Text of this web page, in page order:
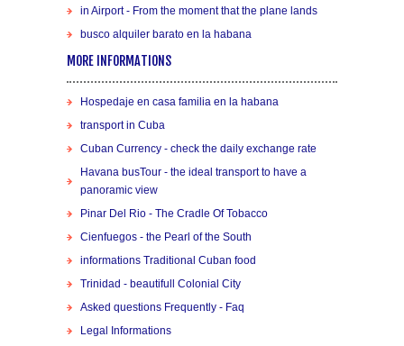
in Airport - From the moment that the plane lands
busco alquiler barato en la habana
MORE INFORMATIONS
Hospedaje en casa familia en la habana
transport in Cuba
Cuban Currency - check the daily exchange rate
Havana busTour - the ideal transport to have a
panoramic view
Pinar Del Rio - The Cradle Of Tobacco
Cienfuegos - the Pearl of the South
informations Traditional Cuban food
Trinidad - beautifull Colonial City
Asked questions Frequently - Faq
Legal Informations